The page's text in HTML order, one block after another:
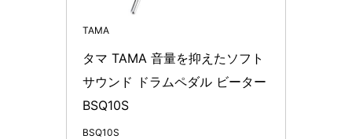
TAMA
タマ TAMA 音量を抑えたソフト
サウンド ドラムペダル ビーター
BSQ10S
BSQ10S